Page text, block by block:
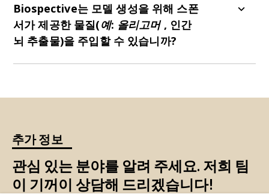
수 있습니다. 실제로, 우리는α-시누클레인 PFF 모델
에서 관찰되는 것과 유사한 공간적 확산 패턴을 관
찰할 수 있는지 확인하기 위해 전후각핵(AON)에 주
사를 놓았습니다.
Biospective는 모델 생성을 위해 스폰
서가 제공한 물질(예: 올리고머 , 인간
뇌 추출물)을 주입할 수 있습니까?
추가 정보
관심 있는 분야를 알려 주세요. 저희 팀
이 기꺼이 상담해 드리겠습니다!